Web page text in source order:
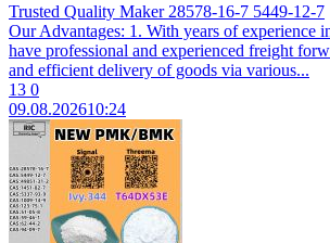
Trusted Quality Maker 28578-16-7 5449-12-7
Our Advantages: 1. With years of experience
have professional and experienced freight
and efficient delivery of goods via various...
13 0
09.08.202610:24